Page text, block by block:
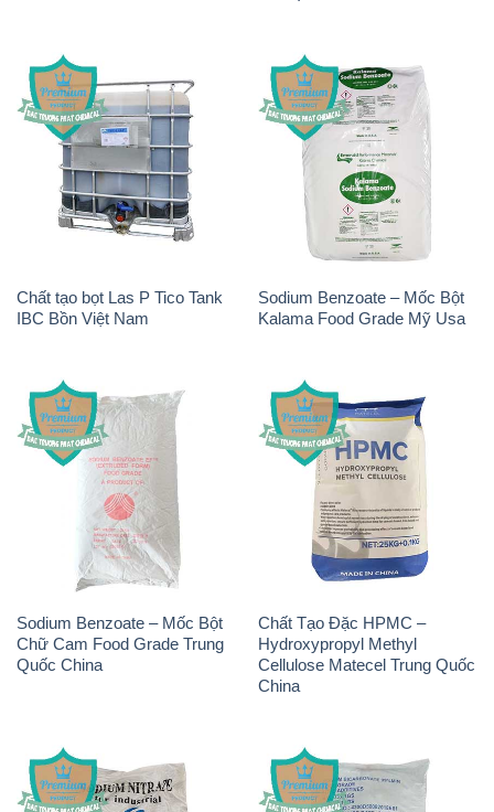
Chất tạo bọt Las P Tico Tank
IBC Bồn Việt Nam
Sodium Benzoate – Mốc Bột
Kalama Food Grade Mỹ Usa
Sodium Benzoate – Mốc Bột
Chữ Cam Food Grade Trung
Quốc China
Chất Tạo Đặc HPMC –
Hydroxypropyl Methyl
Cellulose Matecel Trung Quốc
China